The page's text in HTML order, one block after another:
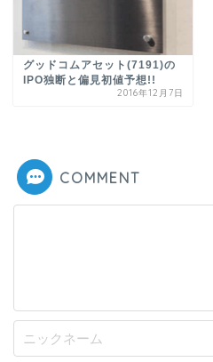
グッドコムアセット(7191)の
IPO独断と偏見初値予想!!
2016年12月7日
COMMENT